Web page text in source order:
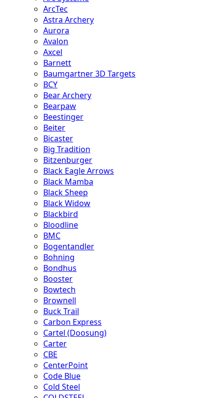
ArcTec
Astra Archery
Aurora
Avalon
Axcel
Barnett
Baumgartner 3D Targets
BCY
Bear Archery
Bearpaw
Beestinger
Beiter
Bicaster
Big Tradition
Bitzenburger
Black Eagle Arrows
Black Mamba
Black Sheep
Black Widow
Blackbird
Bloodline
BMC
Bogentandler
Bohning
Bondhus
Booster
Bowtech
Brownell
Buck Trail
Carbon Express
Cartel (Doosung)
Carter
CBE
CenterPoint
Code Blue
Cold Steel